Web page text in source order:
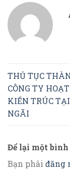
THỦ TỤC
CÔNG TY
KIẾN TRÚC
NGÃI
Để lại một
Bạn phải đăng